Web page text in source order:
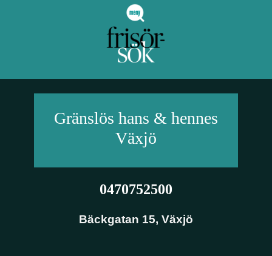
Gränslös hans & hennes
Växjö
0470752500
Bäckgatan 15, Växjö